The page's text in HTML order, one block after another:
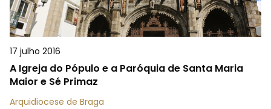
17 julho 2016
A Igreja do Pópulo e a Paróquia de Santa Maria
Maior e Sé Primaz
Arquidiocese de Braga